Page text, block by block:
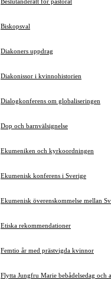
Biskopsval
Diakoners uppdrag
Diakonissor i kvinnohistorien
Dialogkonferens om globaliseringen
Dop och barnvälsignelse
Ekumeniken och kyrkoordningen
Ekumenisk konferens i Sverige
Ekumenisk överenskommelse mellan
Etiska rekommendationer
Femtio år med prästvigda kvinnor
Flytta Jungfru Marie bebådelsedag och